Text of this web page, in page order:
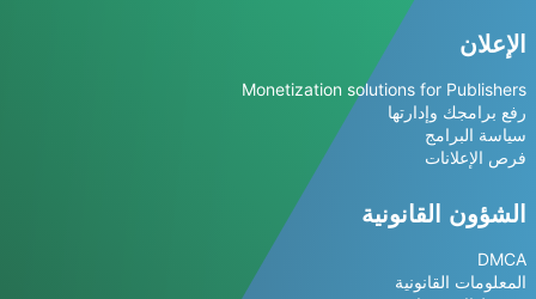
الإعلان
Monetization solutions for Publishers
رفع برامجك وإدارتها
سياسة البرامج
فرص الإعلانات
الشؤون القانونية
DMCA
المعلومات القانونية